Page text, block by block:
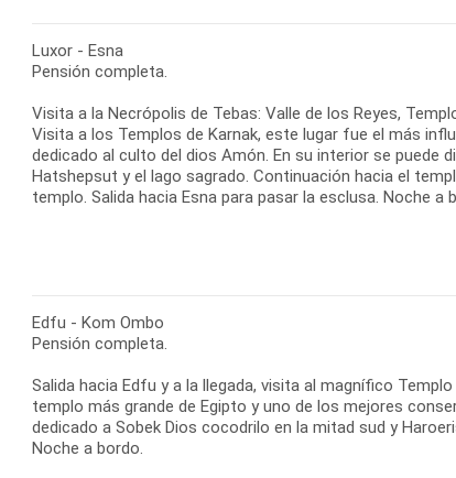
Luxor - Esna
Pensión completa.
Visita a la Necrópolis de Tebas: Valle de los Reyes,
Visita a los Templos de Karnak, este lugar fue el más
dedicado al culto del dios Amón. En su interior se puede
Hatshepsut y el lago sagrado. Continuación hacia el
templo. Salida hacia Esna para pasar la esclusa. Noche a
Edfu - Kom Ombo
Pensión completa.
Salida hacia Edfu y a la llegada, visita al magnífico
templo más grande de Egipto y uno de los mejores
dedicado a Sobek Dios cocodrilo en la mitad sud y
Noche a bordo.